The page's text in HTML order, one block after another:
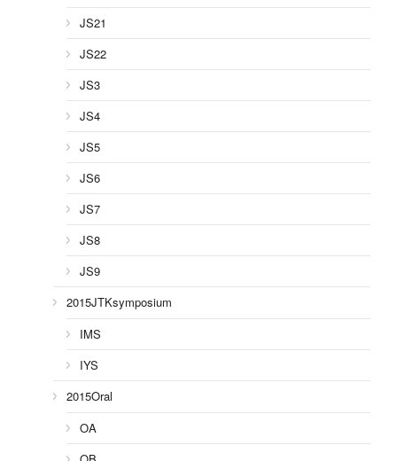
JS21
JS22
JS3
JS4
JS5
JS6
JS7
JS8
JS9
2015JTKsymposium
IMS
IYS
2015Oral
OA